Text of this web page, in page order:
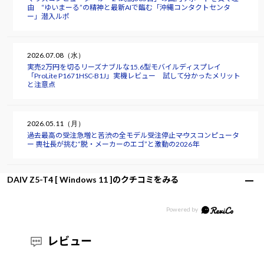
由 “ゆいまーる”の精神と最新AIで臨む「沖縄コンタクトセンタ
ー」潜入ルポ
2026.07.08（水）
実売2万円を切るリーズナブルな15.6型モバイルディスプレイ
「ProLite P1671HSC-B1J」実機レビュー 試して分かったメリット
と注意点
2026.05.11（月）
過去最高の受注急増と苦渋の全モデル受注停止――マウスコンピュータ
ー 軣社長が挑む“脱・メーカーのエゴ”と激動の2026年
DAIV Z5-T4 [ Windows 11 ]のクチコミをみる
レビュー